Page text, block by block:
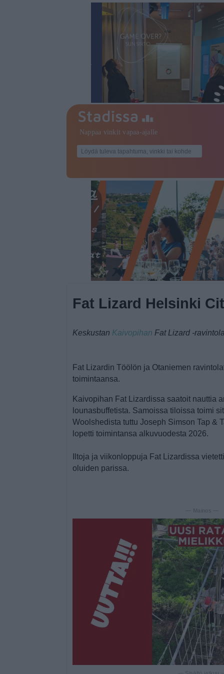
Fat Lizard Helsinki
Keskustan Kaivopihan Fat Lizard -
Fat Lizardin Töölön ja Otaniemen
toimintaansa.
Kaivopihan Fat Lizardissa saatoit nauttia
lounasbuffetista. Samoissa tiloissa toimi
Woolshedista tuttu Joseph Simson Tap &
lopetti toimintansa alkuvuodesta 2026.
Iltoja ja viikonloppuja Fat Lizardissa
oluiden parissa.
— Mainos —